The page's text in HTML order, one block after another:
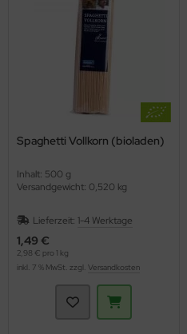
Spaghetti Vollkorn (bioladen)
Inhalt: 500 g
Versandgewicht: 0,520 kg
Lieferzeit: 1-4 Werktage
1,49 €
2,98 € pro 1 kg
inkl. 7 % MwSt. zzgl. Versandkosten